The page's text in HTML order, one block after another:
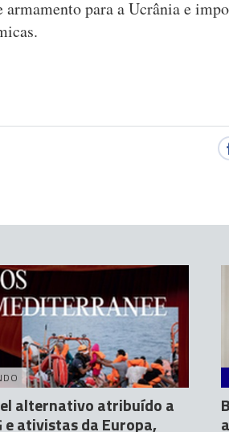
para a Ucrânia e
alternativo atribuído a
e ativistas da Europa,